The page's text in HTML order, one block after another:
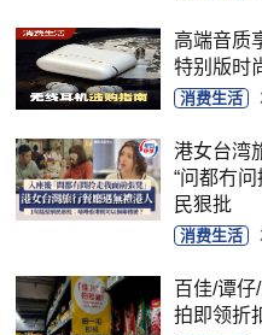
高端音质
特别版时
消费生活
港女台湾
“问都冇
民狠批
消费生活
百佳/谭
拍即领折